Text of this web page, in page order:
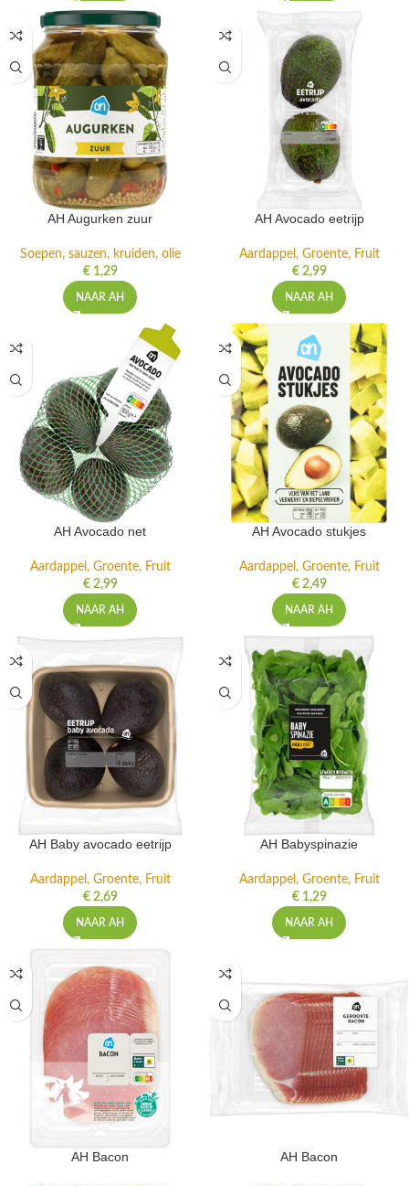
AH Augurken zuur
Soepen, sauzen, kruiden, olie
€1,29
NAAR AH
AH Avocado eetrijp
Aardappel, Groente, Fruit
€2,99
NAAR AH
AH Avocado net
Aardappel, Groente, Fruit
€2,99
NAAR AH
AH Avocado stukjes
Aardappel, Groente, Fruit
€2,49
NAAR AH
AH Baby avocado eetrijp
Aardappel, Groente, Fruit
€2,69
NAAR AH
AH Babyspinazie
Aardappel, Groente, Fruit
€1,29
NAAR AH
AH Bacon AH Bacon